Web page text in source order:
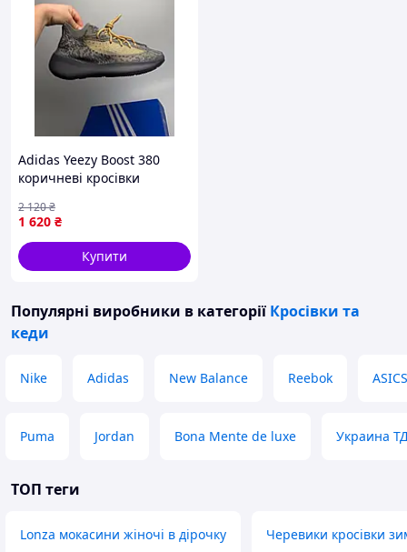
Adidas Yeezy Boost 380
коричневі кросівки
1 620 ₴
2 120₴
Купити
Популярні виробники в категорії Кросівки та
кеди
Nike Adidas New Balance Reebok ASICS
Puma Jordan Bona Mente de luxe Украина
ТОП теги
Lonza мокасини жіночі в дірочку Черевики кросівки